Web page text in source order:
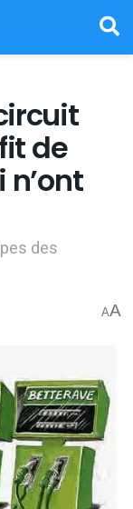
de
des
AA